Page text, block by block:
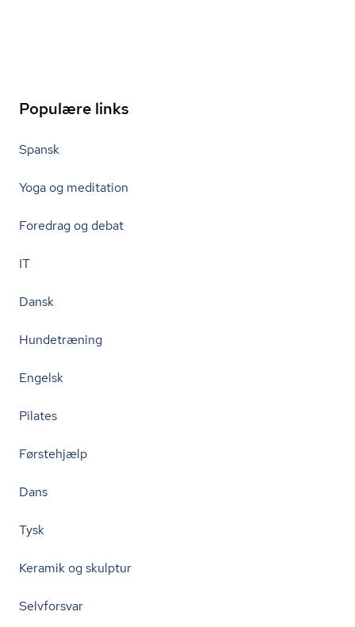
Populære links
Spansk
Yoga og meditation
Foredrag og debat
IT
Dansk
Hundetræning
Engelsk
Pilates
Førstehjælp
Dans
Tysk
Keramik og skulptur
Selvforsvar